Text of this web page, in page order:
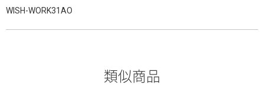
WISH-WORK31AO
類似商品